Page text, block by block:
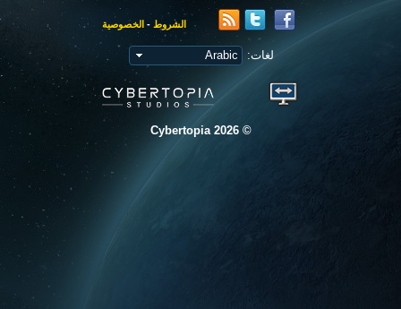
الشروط -الخصوصية
لغات:
© 2026 Cybertopia